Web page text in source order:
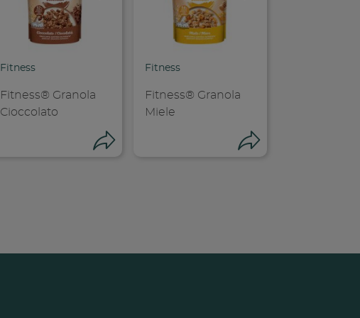
Fitness
Fitness® Granola
Cioccolato
Condividi
Condividi su
Fitness
Fitness® Granola
Miele
Condividi